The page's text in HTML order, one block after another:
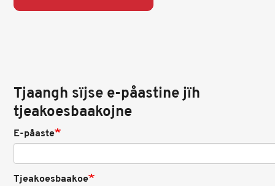
Tjaangh sïjse e-påastine jïh
tjeakoesbaakojne
E-påaste
Tjeakoesbaakoe